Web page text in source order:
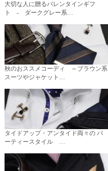
大切な人に贈るバレンタインギフ
ト - ダークグレー系…
秋のおススメコーディ ～ブラウン系
スーツやジャケット…
タイドアップ・アンタイド両々の パ
ーティースタイル …